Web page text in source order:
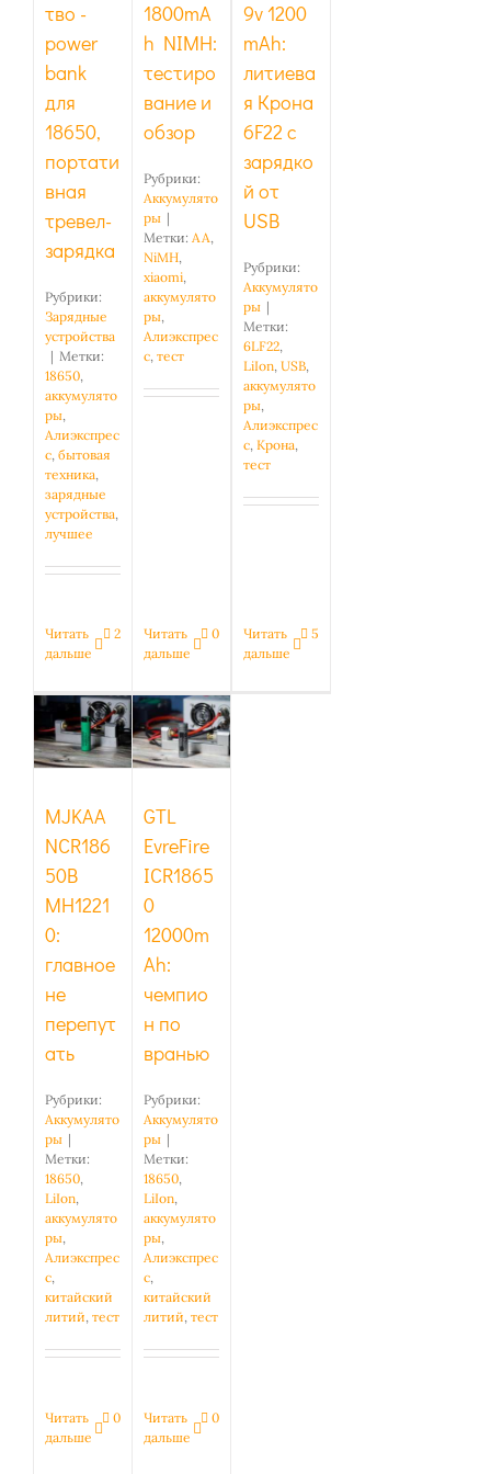
тво -
power
bank
для
18650,
портати
вная
тревел-
зарядка
Рубрики:
Зарядные
устройства
| Метки:
18650,
аккумулято
ры,
Алиэкспрес
с, бытовая
техника,
зарядные
устройства,
лучшее
Читать
дальше
2
1800mA
h NIMH:
тестиро
вание и
обзор
Рубрики:
Аккумулято
ры |
Метки: AA,
NiMH,
xiaomi,
аккумулято
ры,
Алиэкспрес
с, тест
Читать
дальше
0
9v 1200
mAh:
литиева
я Крона
6F22 с
зарядко
й от
USB
Рубрики:
Аккумулято
ры |
Метки:
6LF22,
LiIon, USB,
аккумулято
ры,
Алиэкспрес
с, Крона,
тест
Читать
дальше
5
NCR18650B
MH12210:
главное
не
MJKAA
NCR186
50B
MH1221
0:
главное
не
перепут
ать
Рубрики:
Аккумулято
ры |
Метки:
18650,
LiIon,
аккумулято
ры,
Алиэкспрес
с,
китайский
литий, тест
Читать
дальше
0
ICR18650
12000mAh:
чемпион
вранью
GTL
EvreFire
ICR1865
0
12000m
Ah:
чемпио
н по
вранью
Рубрики:
Аккумулято
ры |
Метки:
18650,
LiIon,
аккумулято
ры,
Алиэкспрес
с,
китайский
литий, тест
Читать
дальше
0